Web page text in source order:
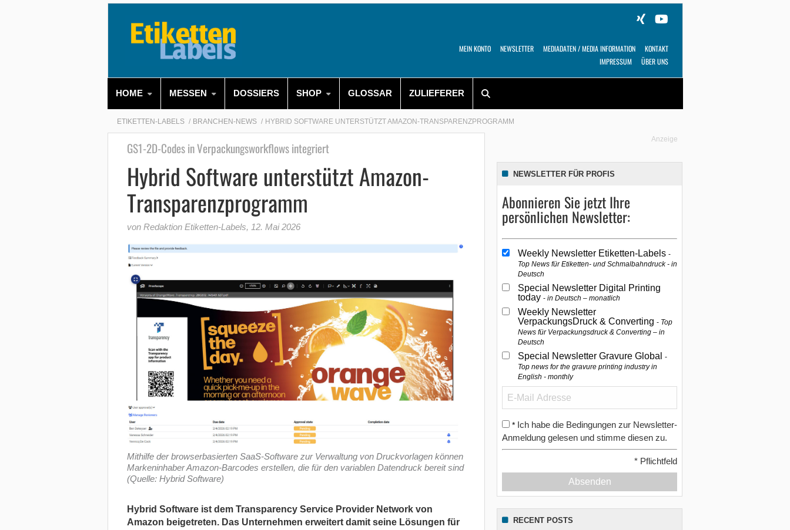
MEIN KONTO NEWSLETTER MEDIADATEN / MEDIA INFORMATION
KONTAKT
IMPRESSUM
ÜBER UNS
HOME MESSEN DOSSIERS SHOP GLOSSAR ZULIEFERER
ETIKETTEN-LABELS BRANCHEN-NEWS HYBRID SOFTWARE UNTERSTÜTZT AMAZON-TRANSPARENZPROGRAMM
GS1-2D-Codes in Verpackungsworkflows integriert
Hybrid Software unterstützt Amazon-
Transparenzprogramm
von Redaktion Etiketten-Labels, 12. Mai 2026
Mithilfe der browserbasierten SaaS-Software zur Verwaltung von Druckvorlagen können
Markeninhaber Amazon-Barcodes erstellen, die für den variablen Datendruck bereit sind
(Quelle: Hybrid Software)
Hybrid Software ist dem Transparency Service Provider Network von
Amazon beigetreten. Das Unternehmen erweitert damit seine Lösungen für
Anzeige
NEWSLETTER FÜR PROFIS
Abonnieren Sie jetzt Ihre
persönlichen Newsletter:
Weekly Newsletter Etiketten-Labels
Top News für Etiketten- und Schmalbahndruck - in
Deutsch
Special Newsletter Digital Printing
today in Deutsch – monatlich
Weekly Newsletter
VerpackungsDruck & Converting Top
News für Verpackungsdruck & Converting – in
Deutsch
Special Newsletter Gravure Global
Top news for the gravure printing industry in
English - monthly
* Ich habe die Bedingungen zur Newsletter-
Anmeldung gelesen und stimme diesen zu.
* Pflichtfeld
Absenden
RECENT POSTS